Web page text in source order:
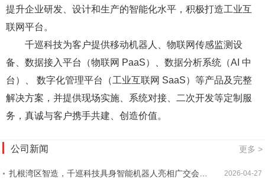
提升企业研发、设计和生产的智能化水平，积极打造工业互
联网平台。
千巡科技为客户提供移动机器人、物联网传感监测设
备、数据接入平台（物联网 PaaS）、数据分析系统（AI 中
台）、 数字化管理平台（工业互联网 SaaS）等产品及完整
解决方案，并提供现场实施、系统对接、二次开发等定制服
务，真诚与客户携手共建、创造价值。
公司新闻 更多 >
扎根湾区智造，千巡科技具身智能机器人亮相广交会，
2026-04-27